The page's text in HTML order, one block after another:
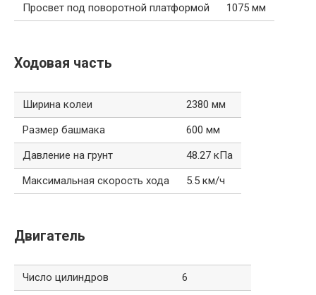
Просвет под поворотной платформой
1075 мм
Ходовая часть
Ширина колеи
2380 мм
Размер башмака
600 мм
Давление на грунт
48.27 кПа
Максимальная скорость хода
5.5 км/ч
Двигатель
Число цилиндров 6